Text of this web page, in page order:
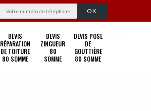
DEVIS
RÉPARATION
DE TOITURE
80 SOMME
DEVIS
ZINGUEUR
80
SOMME
DEVIS POSE
DE
GOUTTIÈRE
80 SOMME